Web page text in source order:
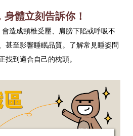
體立刻告訴你！
造成頸椎受壓、肩膀下陷或呼吸不
甚至影響睡眠品質。了解常見睡姿問
找到適合自己的枕頭。